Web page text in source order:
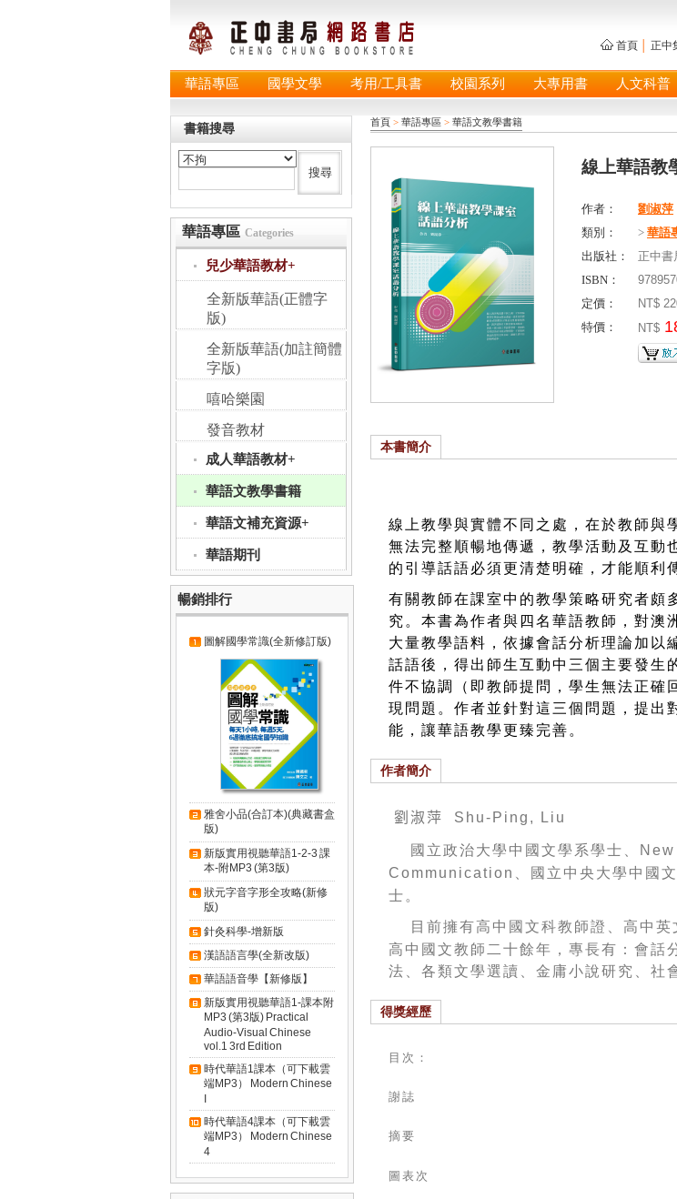
首頁
正中
華語專區 國學文學 考用/工具書 校園系列 大專用書 人文科普
首頁 > 華語專區 > 華語文教學書籍
線上華語教
作者： 劉淑萍
類別： > 華語
出版社：
正中書
ISBN：
定價：
NT$
特價：
NT$
本書簡介
線上教學與實體不同之處，在於教師與
無法完整順暢地傳遞，教學活動及互動
的引導話語必須更清楚明確，才能順利
有關教師在課室中的教學策略研究者頗
究。本書為作者與四名華語教師，對澳
大量教學語料，依據會話分析理論加以
話語後，得出師生互動中三個主要發生
件不協調（即教師提問，學生無法正確
現問題。作者並針對這三個問題，提出
能，讓華語教學更臻完善。
作者簡介
劉淑萍 Shu-Ping, Liu
國立政治大學中國文學系學士、
Communication 、國立中央大學中國
士。
目前擁有高中國文科教師證、高中
高中國文教師二十餘年，專長有：會話
法、各類文學選讀、金庸小說研究、社
得獎經歷
目次：
謝誌
摘要
圖表次
書籍搜尋
華語專區 Categories
兒少華語教材+
全新版華語(正體字
版)
全新版華語(加註簡體
字版)
嘻哈樂園
發音教材
成人華語教材+
華語文教學書籍
華語文補充資源+
華語期刊
暢銷排行
圖解國學常識(全新修訂版)
雅舍小品(合訂本)(典藏書盒
版)
新版實用視聽華語1-2-3 課
本-附MP3 (第3版)
狀元字音字形全攻略(新修
版)
針灸科學-增新版
漢語語言學(全新改版)
華語語音學【新修版】
新版實用視聽華語1-課本附
MP3 (第3版) Practical
Audio-Visual Chinese
vol.1 3rd Edition
時代華語1課本（可下載雲
端MP3） Modern Chinese
I
時代華語4課本（可下載雲
端MP3） Modern Chinese
4